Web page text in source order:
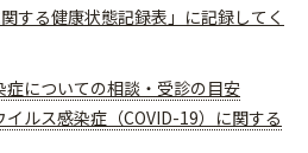
する健康状態記録表」に記録してく
についての相談・受診の目安
ルス感染症（COVID-19）に関する